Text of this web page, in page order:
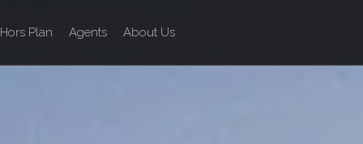
Hors Plan Agents About Us